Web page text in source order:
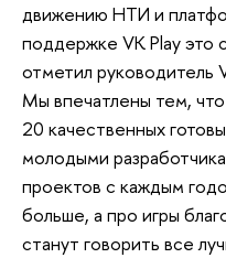
движению НТИ и
поддержке VK Play это
отметил
Мы впечатлены тем,
20 качественных
молодыми
проектов с каждым
больше, а про игры
станут говорить все